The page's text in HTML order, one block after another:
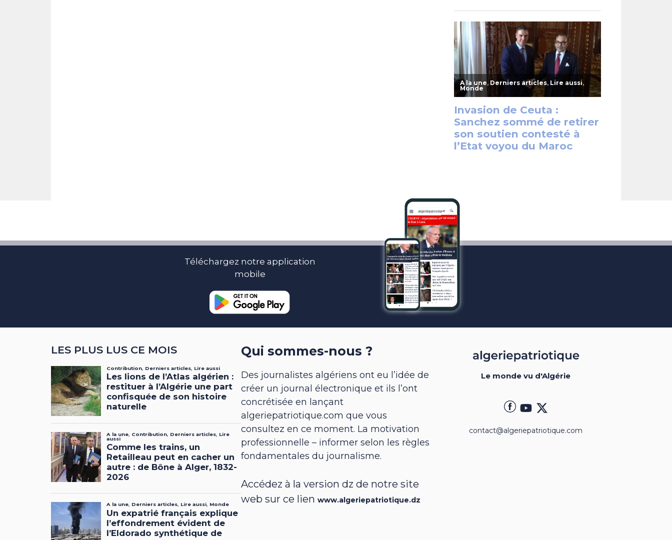
Téléchargez notre application
mobile
LES PLUS LUS CE MOIS Qui sommes-nous ?
Des journalistes algériens ont eu l’idée de
créer un journal électronique et ils l’ont
concrétisée en lançant
algeriepatriotique.com que vous
consultez en ce moment. La motivation
professionnelle – informer selon les règles
fondamentales du journalisme.
Accédez à la version dz de notre site
web sur ce lienwww.algeriepatriotique.dz
Le monde vu d'Algérie
contact@algeriepatriotique.com